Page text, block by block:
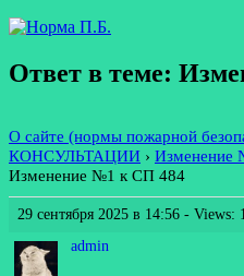
Ответ в теме:
О сайте (нормы пожарной
КОНСУЛЬТАЦИИ › Изменение
Изменение №1 к СП 484
29 сентября 2025 в 14:56 - Views:
admin